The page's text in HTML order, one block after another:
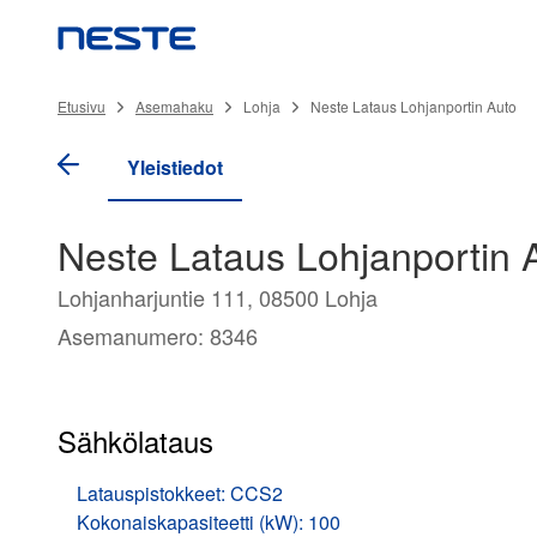
Etusivu Asemahaku Lohja Neste Lataus Lohjanportin Auto
Yleistiedot
Neste Lataus Lohjanportin
Lohjanharjuntie 111, 08500 Lohja
Asemanumero: 8346
Sähkölataus
Latauspistokkeet: CCS2
Kokonaiskapasiteetti (kW): 100